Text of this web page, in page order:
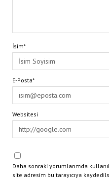
İsim*
E-Posta*
Websitesi
Daha sonraki yorumlarımda
site adresim bu tarayıcıya